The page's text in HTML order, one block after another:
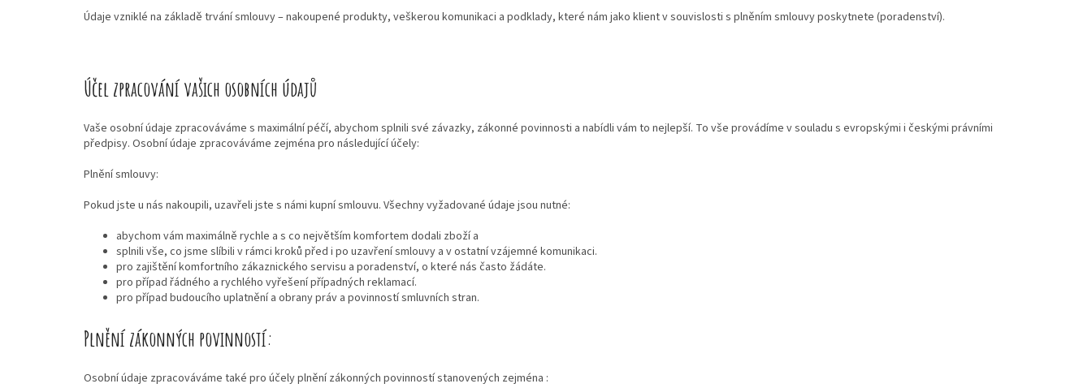
Údaje vzniklé na základě trvání smlouvy – nakoupené produkty, veškerou komunikaci a podklady, které nám jako klient v souvislosti s plněním smlouvy poskytnete (poradenství).
Účel zpracování vašich osobních údajů
Vaše osobní údaje zpracováváme s maximální péčí, abychom splnili své závazky, zákonné povinnosti a nabídli vám to nejlepší. To vše provádíme v souladu s evropskými i českými právními
předpisy. Osobní údaje zpracováváme zejména pro následující účely:
Plnění smlouvy:
Pokud jste u nás nakoupili, uzavřeli jste s námi kupní smlouvu. Všechny vyžadované údaje jsou nutné:
abychom vám maximálně rychle a s co největším komfortem dodali zboží a
splnili vše, co jsme slíbili v rámci kroků před i po uzavření smlouvy a v ostatní vzájemné komunikaci.
pro zajištění komfortního zákaznického servisu a poradenství, o které nás často žádáte.
pro případ řádného a rychlého vyřešení případných reklamací.
pro případ budoucího uplatnění a obrany práv a povinností smluvních stran.
Plnění zákonných povinností:
Osobní údaje zpracováváme také pro účely plnění zákonných povinností stanovených zejména :